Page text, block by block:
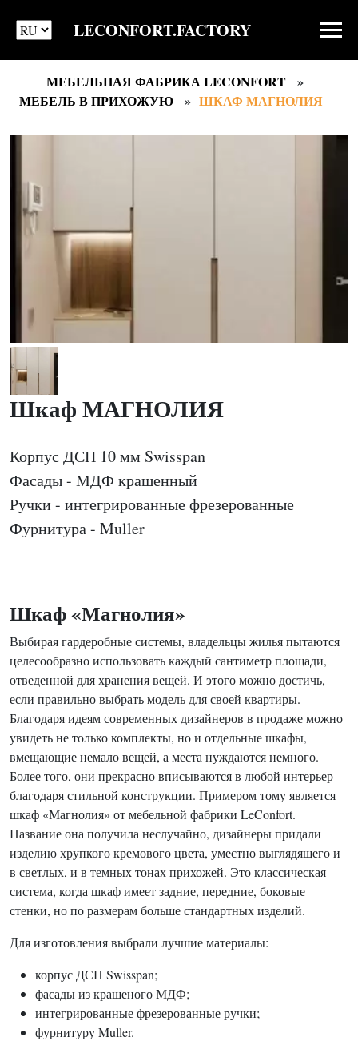
LECONFORT.FACTORY
МЕБЕЛЬНАЯ ФАБРИКА LECONFORT
МЕБЕЛЬ В ПРИХОЖУЮ
ШКАФ МАГНОЛИЯ
Шкаф МАГНОЛИЯ
Корпус ДСП 10 мм Swisspan
Фасады - МДФ крашенный
Ручки - интегрированные фрезерованные
Фурнитура - Muller
Шкаф «Магнолия»
Выбирая гардеробные системы, владельцы жилья пытаются
целесообразно использовать каждый сантиметр площади,
отведенной для хранения вещей. И этого можно достичь,
если правильно выбрать модель для своей квартиры.
Благодаря идеям современных дизайнеров в продаже можно
увидеть не только комплекты, но и отдельные шкафы,
вмещающие немало вещей, а места нуждаются немного.
Более того, они прекрасно вписываются в любой интерьер
благодаря стильной конструкции. Примером тому является
шкаф «Магнолия» от мебельной фабрики LeConfort.
Название она получила неслучайно, дизайнеры придали
изделию хрупкого кремового цвета, уместно выглядящего и
в светлых, и в темных тонах прихожей. Это классическая
система, когда шкаф имеет задние, передние, боковые
стенки, но по размерам больше стандартных изделий.
Для изготовления выбрали лучшие материалы:
корпус ДСП Swisspan;
фасады из крашеного МДФ;
интегрированные фрезерованные ручки;
фурнитуру Muller.